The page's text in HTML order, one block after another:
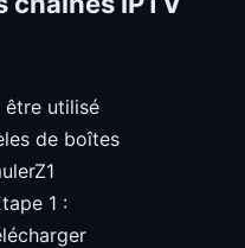
utilisé
de boîtes
1 :